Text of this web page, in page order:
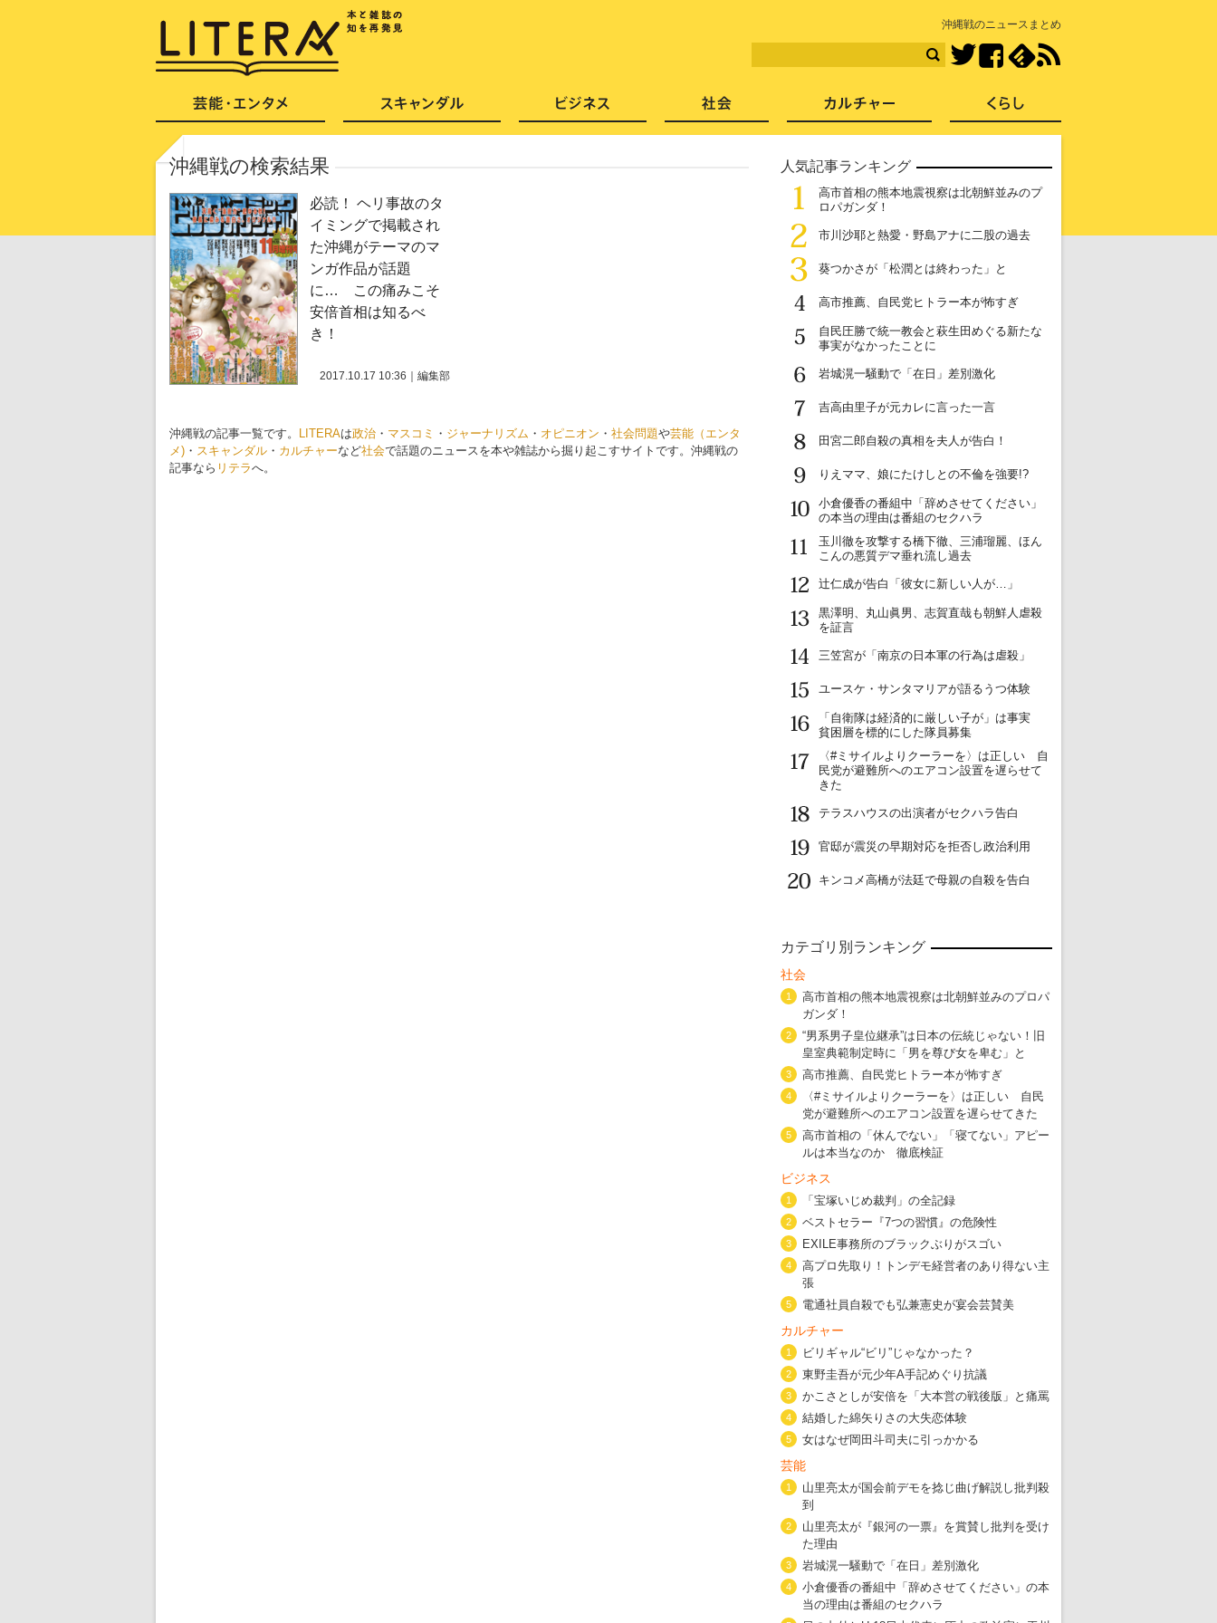
沖縄戦のニュースまとめ
TwitterFacebook
沖縄戦の検索結果
必読！ ヘリ事故のタ
イミングで掲載され
た沖縄がテーマのマ
ンガ作品が話題
に… この痛みこそ
安倍首相は知るべ
き！
2017.10.17 10:36 編集部
沖縄戦の記事一覧です。 LITERAは政治 ・ マスコミ ・ ジャーナリズム ・ オピニオン ・ 社会問題や芸能（エンタ
メ) ・ スキャンダル ・ カルチャーなど社会で話題のニュースを本や雑誌から掘り起こすサイトです。沖縄戦の
記事なら リテラへ。
人気記事ランキング
1
高市首相の熊本地震視察は北朝鮮並みのプ
ロパガンダ！
2
市川沙耶と熱愛・野島アナに二股の過去
3
葵つかさが「松潤とは終わった」と
4
高市推薦、自民党ヒトラー本が怖すぎ
5
自民圧勝で統一教会と萩生田めぐる新たな
事実がなかったことに
6
岩城滉一騒動で「在日」差別激化
7
吉高由里子が元カレに言った一言
8
田宮二郎自殺の真相を夫人が告白！
9
りえママ、娘にたけしとの不倫を強要!?
10
小倉優香の番組中「辞めさせてください」
の本当の理由は番組のセクハラ
11
玉川徹を攻撃する橋下徹、三浦瑠麗、ほん
こんの悪質デマ垂れ流し過去
12
辻仁成が告白「彼女に新しい人が…」
13
黒澤明、丸山眞男、志賀直哉も朝鮮人虐殺
を証言
14
三笠宮が「南京の日本軍の行為は虐殺」
15
ユースケ・サンタマリアが語るうつ体験
16
「自衛隊は経済的に厳しい子が」は事実
貧困層を標的にした隊員募集
17
〈#ミサイルよりクーラーを〉は正しい 自
民党が避難所へのエアコン設置を遅らせて
きた
18
テラスハウスの出演者がセクハラ告白
19
官邸が震災の早期対応を拒否し政治利用
20
キンコメ高橋が法廷で母親の自殺を告白
カテゴリ別ランキング
社会
1
高市首相の熊本地震視察は北朝鮮並みのプロパ
ガンダ！
2
“男系男子皇位継承”は日本の伝統じゃない！旧
皇室典範制定時に「男を尊び女を卑む」と
3 高市推薦、自民党ヒトラー本が怖すぎ
4
〈#ミサイルよりクーラーを〉は正しい 自民
党が避難所へのエアコン設置を遅らせてきた
5
高市首相の「休んでない」「寝てない」アピー
ルは本当なのか 徹底検証
ビジネス
1 「宝塚いじめ裁判」の全記録
2 ベストセラー『7つの習慣』の危険性
3 EXILE事務所のブラックぶりがスゴい
4
高プロ先取り！トンデモ経営者のあり得ない主
張
5 電通社員自殺でも弘兼憲史が宴会芸賛美
カルチャー
1 ビリギャル“ビリ”じゃなかった？
2 東野圭吾が元少年A手記めぐり抗議
3 かこさとしが安倍を「大本営の戦後版」と痛罵
4 結婚した綿矢りさの大失恋体験
5 女はなぜ岡田斗司夫に引っかかる
芸能
1
山里亮太が国会前デモを捻じ曲げ解説し批判殺
到
2
山里亮太が『銀河の一票』を賞賛し批判を受け
た理由
3 岩城滉一騒動で「在日」差別激化
4
小倉優香の番組中「辞めさせてください」の本
当の理由は番組のセクハラ
芸能・エンタメ スキャンダル 社会